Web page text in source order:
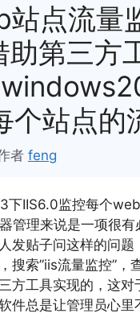
站点流量
助第三方
个站点的
者 feng
IIS6.0监控每个web
管理来说是一项很有
发贴子问这样的问题
搜索”iis流量监控”，
方工具实现的，这
件总是让管理员心里